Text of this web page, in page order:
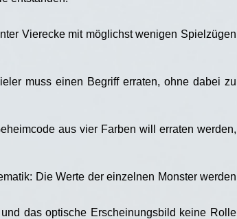
Vierecke mit möglichst wenigen Spielzügen
muss einen Begriff erraten, ohne dabei zu
aus vier Farben will erraten werden,
Die Werte der einzelnen Monster werden
das optische Erscheinungsbild keine Rolle